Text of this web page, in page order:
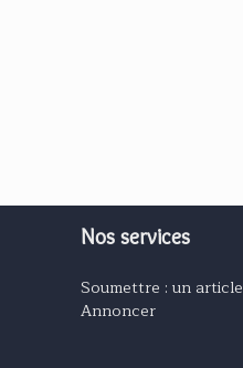
Nos services
Soumettre : un article
Annoncer